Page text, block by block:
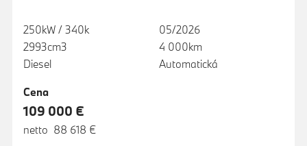
250kW / 340k
2993cm3
Diesel
05/2026
4 000km
Automatická
Cena
109 000 €
netto 88 618 €